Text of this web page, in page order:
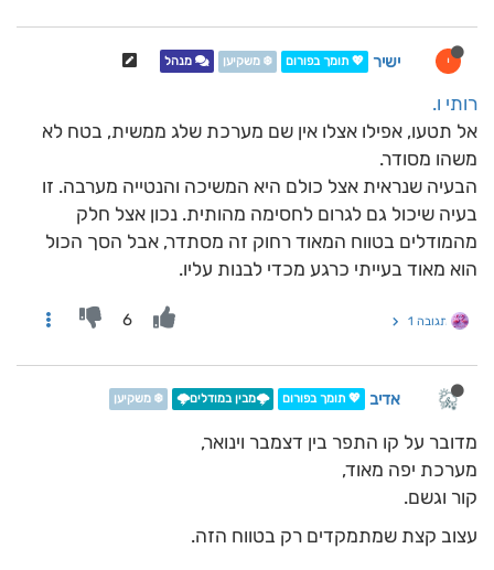
י ישיר 💖 תומך בפורום ❄️ משקיען מנהל
רותי ו.
אל תטעו, אפילו אצלו אין שם מערכת שלג ממשית, בטח לא
משהו מסודר.
הבעיה שנראית אצל כולם היא המשיכה והנטייה מערבה. זו
בעיה שיכול גם לגרום לחסימה מהותית. נכון אצל חלק
מהמודלים בטווח המאוד רחוק זה מסתדר, אבל הסך הכול
הוא מאוד בעייתי כרגע מכדי לבנות עליו.
תגובה 1 6
אדיב 💖 תומך בפורום 🌩️מבין במודלים🌩️ ❄️ משקיען
מדובר על קו התפר בין דצמבר וינואר,
מערכת יפה מאוד,
קור וגשם.
עצוב קצת שמתמקדים רק בטווח הזה.